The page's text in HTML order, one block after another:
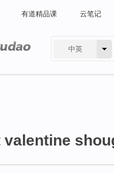
有道精品课 云笔记
中英